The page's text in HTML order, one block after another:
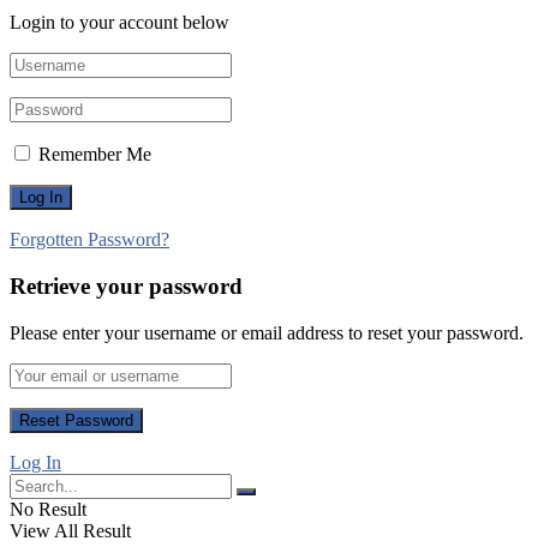
Login to your account below
Remember Me
Forgotten Password?
Retrieve your password
Please enter your username or email address to reset your password.
Log In
No Result
View All Result